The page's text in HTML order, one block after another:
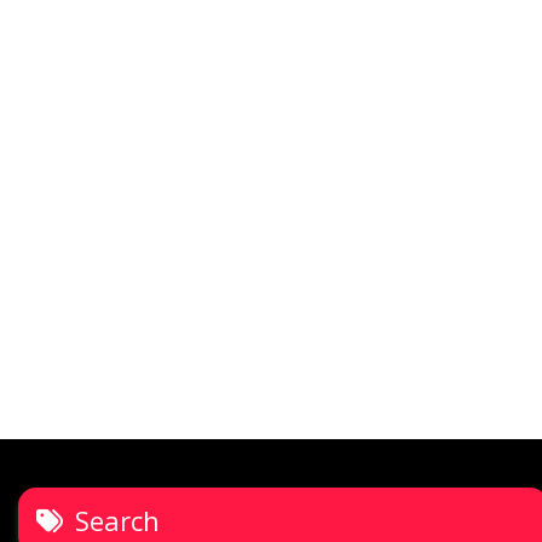
Search